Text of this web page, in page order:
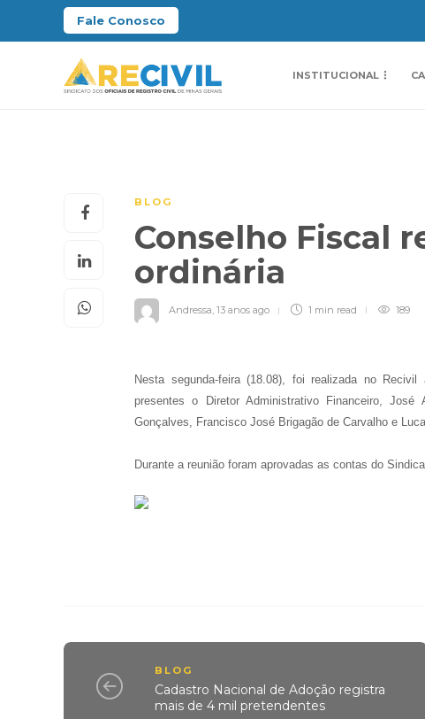
Fale Conosco
INSTITUCIONAL
BLOG
Conselho Fiscal
ordinária
Andressa, 13 anos ago 1 min read 189
Nesta segunda-feira (18.08), foi realizada no
presentes o Diretor Administrativo Financeiro,
Gonçalves, Francisco José Brigagão de Carvalho e
Durante a reunião foram aprovadas as contas do
BLOG
Cadastro Nacional de Adoção registra
mais de 4 mil pretendentes